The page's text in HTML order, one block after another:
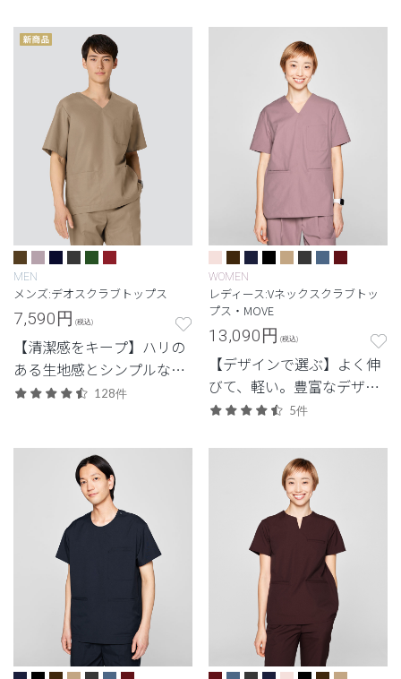
MEN
メンズ:デオスクラブトップス
7,590円 (税込)
【清潔感をキープ】ハリの
ある生地感とシンプルなデ
ザイン。清潔感と快適さに
128件
WOMEN
レディース:Vネックスクラブトッ
プス・MOVE
13,090円 (税込)
【デザインで選ぶ】よく伸
びて、軽い。豊富なデザイ
ンから選べる、動きやすさ
デル。
5件